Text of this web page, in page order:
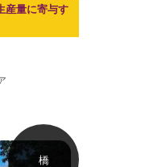
産量に寄与す
橋